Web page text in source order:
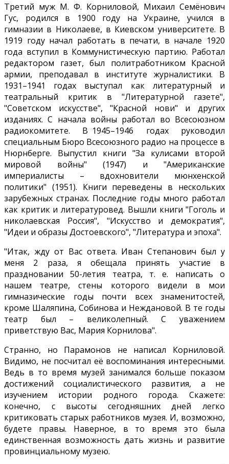
Третий муж М. Ф. Корниловой, Михаил Семёнович
Гус, родился в 1900 году на Украине, учился в
гимназии в Николаеве, в Киевском университете. В
1919 году начал работать в печати, в начале 1920
года вступил в Коммунистическую партию. Работал
редактором газет, был политработником Красной
армии, преподавал в институте журналистики. В
1931–1941 годах выступал как литературный и
театральный критик в "Литературной газете",
"Советском искусстве", "Красной нови" и других
изданиях. С начала войны работал во Всесоюзном
радиокомитете. В 1945–1946 годах руководил
специальным Бюро Всесоюзного радио на процессе в
Нюрнберге. Выпустил книги "За кулисами второй
мировой войны" (1947) и "Американские
империалисты – вдохновители мюнхенской
политики" (1951). Книги переведены в нескольких
зарубежных странах. Последние годы много работал
как критик и литературовед. Вышли книги "Гоголь и
николаевская Россия", "Искусство и демократия",
"Идеи и образы Достоевского", "Литература и эпоха".
"Итак, жду от Вас ответа. Иван Степанович был у
меня 2 раза, я обещала принять участие в
праздновании 50-летия театра, т. е. написать о
нашем театре, стены которого видели в мои
гимназические годы почти всех знаменитостей,
кроме Шаляпина, Собинова и Неждановой. В те годы
театр был – великолепный. С уважением
приветствую Вас, Мария Корнилова".
Странно, но Парамонов не написал Корниловой.
Видимо, не посчитал её воспоминания интересными.
Ведь в то время музей занимался больше показом
достижений социалистического развития, а не
изучением истории родного города. Скажете:
конечно, с высоты сегодняшних дней легко
критиковать старых работников музея. И, возможно,
будете правы. Наверное, в то время это была
единственная возможность дать жизнь и развитие
провинциальному музею.